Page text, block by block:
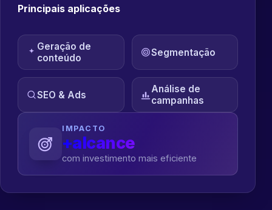
Principais aplicações
Geração de
conteúdo
Segmentação
SEO & Ads
Análise de
campanhas
IMPACTO
+alcance
com investimento mais eficiente